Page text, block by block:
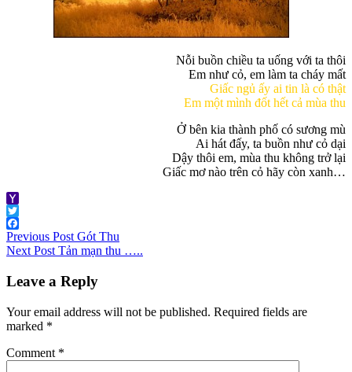
Nỗi buồn chiều ta uống với ta thôi
Em như cỏ, em làm ta cháy mất
Giấc ngủ ấy ai tin là có thật
Em một mình đốt hết cả mùa thu
Ở bên kia thành phố có sương mù
Ai hát đấy, ta buồn như cỏ dại
Dậy thôi em, mùa thu không trở lại
Giấc mơ nào trên cỏ hãy còn xanh…
Yahoo
Mail
Twitter
Facebook
Post
navigation
Previous Post Gót Thu
Next Post Tản mạn thu …..
Leave a Reply
Your email address will not be published. Required fields are
marked *
Comment *